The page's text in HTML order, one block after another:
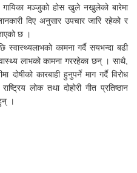
गायिका मञ्जुको होस खुले नखुलेको बारेमा
दिए अनुसार उपचार जारि रहेको र
छ ।
स्वास्थ्यलाभको कामना गर्दै सयभन्दा बढी
लाभको कामना गररहेका छन् । साथै,
दोषीको कारबाही हुनुपर्ने माग गर्दै विरोध
लोक तथा दोहोरी गीत प्रतिष्ठान
।